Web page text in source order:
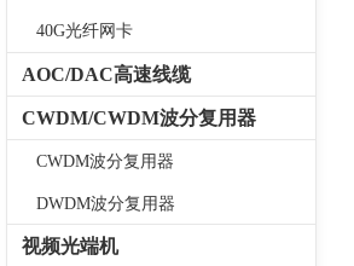
40G光纤网卡
AOC/DAC高速线缆
CWDM/CWDM波分复用器
CWDM波分复用器
DWDM波分复用器
视频光端机